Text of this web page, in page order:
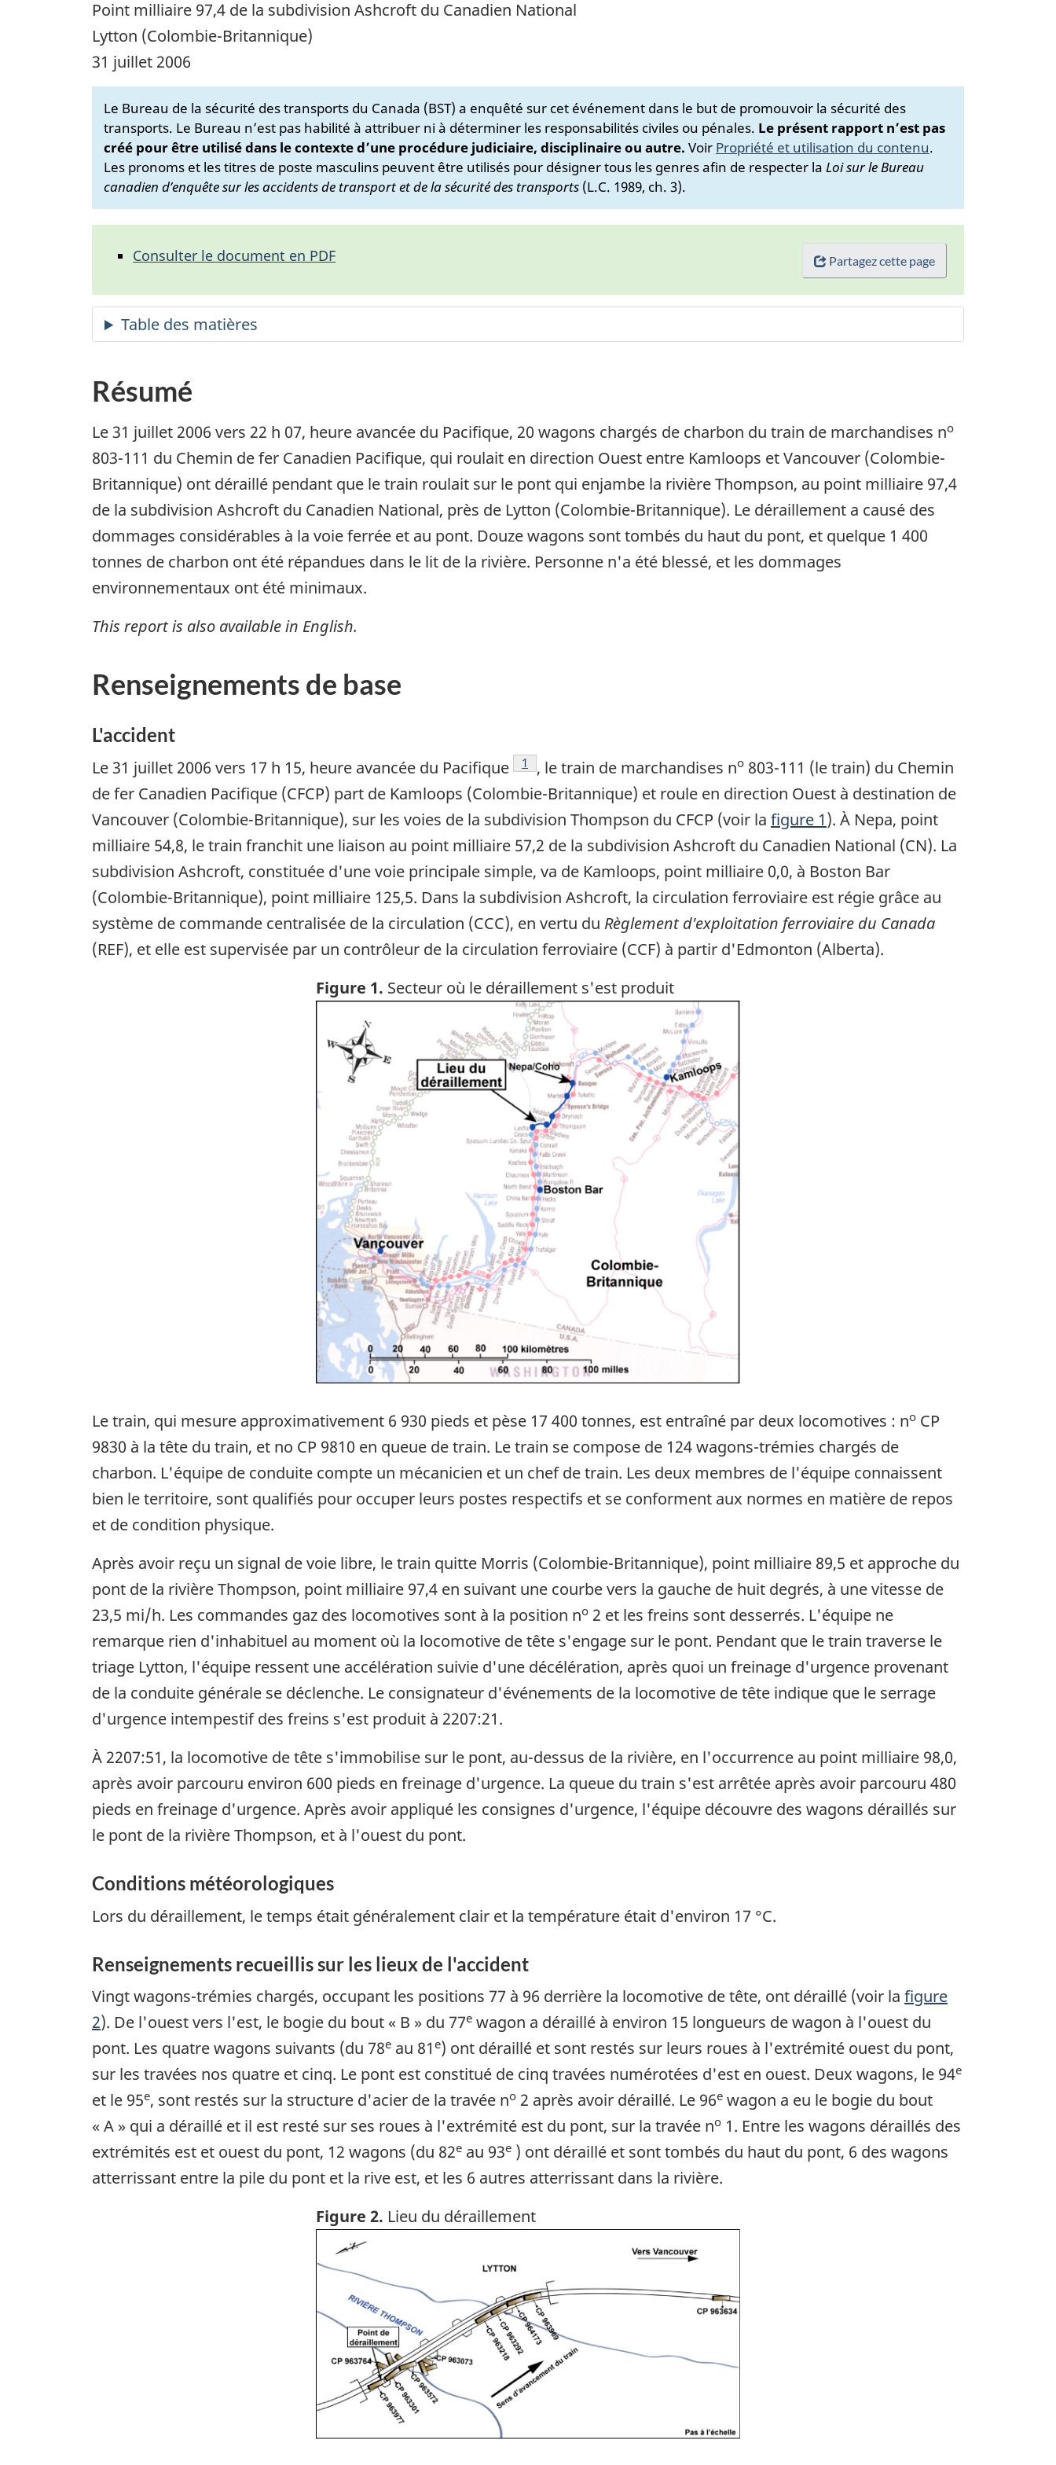
Point milliaire 97,4 de la subdivision Ashcroft du Canadien National
Lytton (Colombie-Britannique)
31 juillet 2006
Le Bureau de la sécurité des transports du Canada (BST) a enquêté sur cet événement dans le but de promouvoir la sécurité des
transports. Le Bureau n’est pas habilité à attribuer ni à déterminer les responsabilités civiles ou pénales. Le présent rapport n’est pas
créé pour être utilisé dans le contexte d’une procédure judiciaire, disciplinaire ou autre. Voir Propriété et utilisation du contenu.
Les pronoms et les titres de poste masculins peuvent être utilisés pour désigner tous les genres afin de respecter la Loi sur le Bureau
canadien d’enquête sur les accidents de transport et de la sécurité des transports (L.C. 1989, ch. 3).
Partagez cette page
Consulter le document en PDF
Résumé
Le 31 juillet 2006 vers 22 h 07, heure avancée du Pacifique, 20 wagons chargés de charbon du train de marchandises no
803-111 du Chemin de fer Canadien Pacifique, qui roulait en direction Ouest entre Kamloops et Vancouver (Colombie-
Britannique) ont déraillé pendant que le train roulait sur le pont qui enjambe la rivière Thompson, au point milliaire 97,4
de la subdivision Ashcroft du Canadien National, près de Lytton (Colombie-Britannique). Le déraillement a causé des
dommages considérables à la voie ferrée et au pont. Douze wagons sont tombés du haut du pont, et quelque 1 400
tonnes de charbon ont été répandues dans le lit de la rivière. Personne n'a été blessé, et les dommages
environnementaux ont été minimaux.
This report is also available in English.
Renseignements de base
L'accident
Le 31 juillet 2006 vers 17 h 15, heure avancée du Pacifique Note de bas de page
1 , le train de marchandises no 803-111 (le train) du Chemin
de fer Canadien Pacifique (CFCP) part de Kamloops (Colombie-Britannique) et roule en direction Ouest à destination de
Vancouver (Colombie-Britannique), sur les voies de la subdivision Thompson du CFCP (voir la figure 1). À Nepa, point
milliaire 54,8, le train franchit une liaison au point milliaire 57,2 de la subdivision Ashcroft du Canadien National (CN). La
subdivision Ashcroft, constituée d'une voie principale simple, va de Kamloops, point milliaire 0,0, à Boston Bar
(Colombie-Britannique), point milliaire 125,5. Dans la subdivision Ashcroft, la circulation ferroviaire est régie grâce au
système de commande centralisée de la circulation (CCC), en vertu du Règlement d'exploitation ferroviaire du Canada
(REF), et elle est supervisée par un contrôleur de la circulation ferroviaire (CCF) à partir d'Edmonton (Alberta).
Figure 1. Secteur où le déraillement s'est produit
Le train, qui mesure approximativement 6 930 pieds et pèse 17 400 tonnes, est entraîné par deux locomotives : no CP
9830 à la tête du train, et no CP 9810 en queue de train. Le train se compose de 124 wagons-trémies chargés de
charbon. L'équipe de conduite compte un mécanicien et un chef de train. Les deux membres de l'équipe connaissent
bien le territoire, sont qualifiés pour occuper leurs postes respectifs et se conforment aux normes en matière de repos
et de condition physique.
Après avoir reçu un signal de voie libre, le train quitte Morris (Colombie-Britannique), point milliaire 89,5 et approche du
pont de la rivière Thompson, point milliaire 97,4 en suivant une courbe vers la gauche de huit degrés, à une vitesse de
23,5 mi/h. Les commandes gaz des locomotives sont à la position no 2 et les freins sont desserrés. L'équipe ne
remarque rien d'inhabituel au moment où la locomotive de tête s'engage sur le pont. Pendant que le train traverse le
triage Lytton, l'équipe ressent une accélération suivie d'une décélération, après quoi un freinage d'urgence provenant
de la conduite générale se déclenche. Le consignateur d'événements de la locomotive de tête indique que le serrage
d'urgence intempestif des freins s'est produit à 2207:21.
À 2207:51, la locomotive de tête s'immobilise sur le pont, au-dessus de la rivière, en l'occurrence au point milliaire 98,0,
après avoir parcouru environ 600 pieds en freinage d'urgence. La queue du train s'est arrêtée après avoir parcouru 480
pieds en freinage d'urgence. Après avoir appliqué les consignes d'urgence, l'équipe découvre des wagons déraillés sur
le pont de la rivière Thompson, et à l'ouest du pont.
Conditions météorologiques
Lors du déraillement, le temps était généralement clair et la température était d'environ 17 °C.
Renseignements recueillis sur les lieux de l'accident
Vingt wagons-trémies chargés, occupant les positions 77 à 96 derrière la locomotive de tête, ont déraillé (voir la figure
2). De l'ouest vers l'est, le bogie du bout « B » du 77e wagon a déraillé à environ 15 longueurs de wagon à l'ouest du
pont. Les quatre wagons suivants (du 78e au 81 e) ont déraillé et sont restés sur leurs roues à l'extrémité ouest du pont,
sur les travées nos quatre et cinq. Le pont est constitué de cinq travées numérotées d'est en ouest. Deux wagons, le 94e
et le 95e, sont restés sur la structure d'acier de la travée no 2 après avoir déraillé. Le 96e wagon a eu le bogie du bout
« A » qui a déraillé et il est resté sur ses roues à l'extrémité est du pont, sur la travée no 1. Entre les wagons déraillés des
extrémités est et ouest du pont, 12 wagons (du 82e au 93e ) ont déraillé et sont tombés du haut du pont, 6 des wagons
atterrissant entre la pile du pont et la rive est, et les 6 autres atterrissant dans la rivière.
Figure 2. Lieu du déraillement
Image